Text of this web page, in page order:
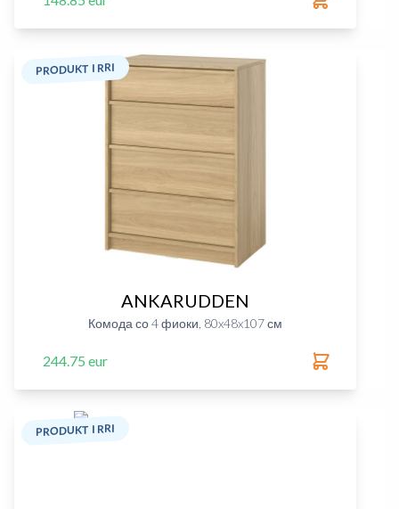
PRODUKT I RRI
ANKARUDDEN
Комода со 4 фиоки, 80x48x107 см
244.75 eur
PRODUKT I RRI